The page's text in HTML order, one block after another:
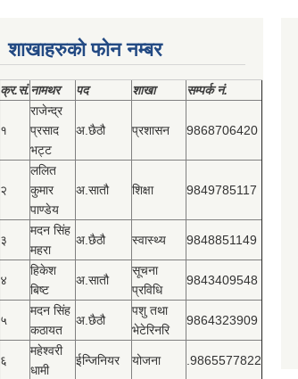
शाखाहरुको फोन नम्बर
क्र.सं.नामथर पद शाखा सम्‍पर्क नं.
१
राजेन्द्र
प्रसाद
भट्ट
अ.छैठौ प्रशासन 9868706420
२
ललित
कुमार
पाण्डेय
अ.सातौ शिक्षा 9849785117
३
मदन सिंह
महरा
अ.छैठौ स्वास्थ्य 9848851149
४
हिकेश
बिष्‍ट
अ.सातौ
सूचना
प्रविधि
9843409548
५
मदन सिंह
कठायत
अ.छैठौ
पशु तथा
भेटेरिनरि
9864323909
६
महेश्‍वरी
धामी
ईन्जिनियर योजना .9865577822